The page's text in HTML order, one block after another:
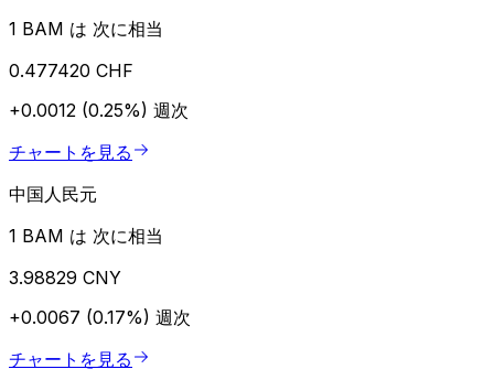
1 BAM は 次に相当
0.477420 CHF
+0.0012 (0.25%) 週次
チャートを見る
中国人民元
1 BAM は 次に相当
3.98829 CNY
+0.0067 (0.17%) 週次
チャートを見る